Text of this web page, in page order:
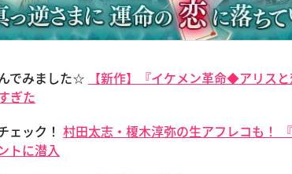
でみました☆
【新作】『イケメン革命◆アリス
ぎた
ェック！ 村田太志・榎木淳弥の生アフレコも！
トに潜入